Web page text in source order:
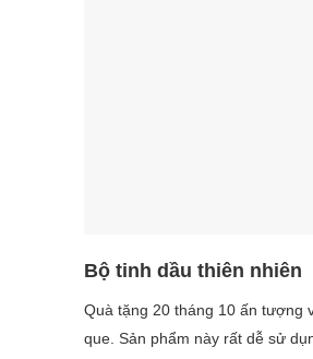
Bộ tinh dầu thiên nhiên
Quà tặng 20 tháng 10 ấn tượng
que. Sản phẩm này rất dễ sử